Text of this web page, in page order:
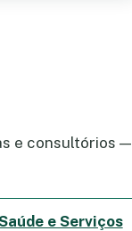
e consultórios —
e Serviços